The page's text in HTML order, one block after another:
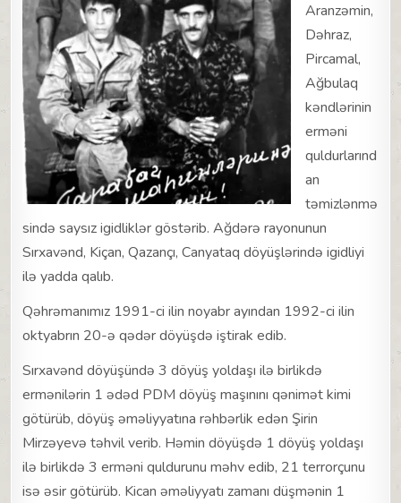
Aranzəmin,
Dəhraz,
Pircamal,
Ağbulaq
kəndlərinin
erməni
quldurlarınd
an
təmizlənmə
sində saysız igidliklər göstərib. Ağdərə rayonunun
Sırxavənd, Kiçan, Qazançı, Canyataq döyüşlərində igidliyi
ilə yadda qalıb.
Qəhrəmanımız 1991-ci ilin noyabr ayından 1992-ci ilin
oktyabrın 20-ə qədər döyüşdə iştirak edib.
Sırxavənd döyüşündə 3 döyüş yoldaşı ilə birlikdə
ermənilərin 1 ədəd PDM döyüş maşınını qənimət kimi
götürüb, döyüş əməliyyatına rəhbərlik edən Şirin
Mirzəyevə təhvil verib. Həmin döyüşdə 1 döyüş yoldaşı
ilə birlikdə 3 erməni quldurunu məhv edib, 21 terrorçunu
isə əsir götürüb. Kican əməliyyatı zamanı düşmənin 1